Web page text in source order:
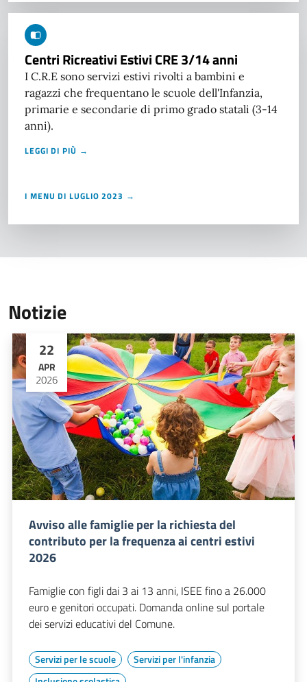
Centri Ricreativi Estivi CRE 3/14 anni
I C.R.E sono servizi estivi rivolti a bambini e
ragazzi che frequentano le scuole dell'Infanzia,
primarie e secondarie di primo grado statali (3-14
anni).
LEGGI DI PIÙ →
I MENU DI LUGLIO 2023 →
Notizie
22
APR
2026
Avviso alle famiglie per la richiesta del
contributo per la frequenza ai centri estivi
2026
Famiglie con figli dai 3 ai 13 anni, ISEE fino a 26.000
euro e genitori occupati. Domanda online sul portale
dei servizi educativi del Comune.
Servizi per le scuole
Servizi per l'infanzia